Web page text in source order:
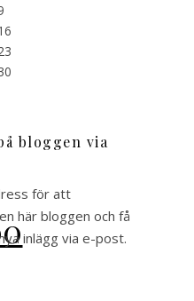
bloggen via
för att
här bloggen och få
inlägg via e-post.